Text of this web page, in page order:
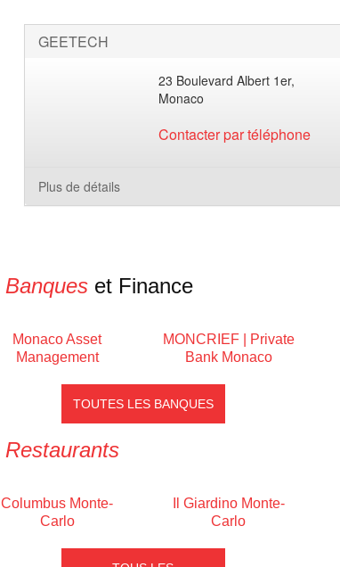
GEETECH
23 Boulevard Albert 1er,
Monaco
Contacter par téléphone
Plus de détails
Banques et Finance
Monaco Asset
Management
MONCRIEF | Private
Bank Monaco
TOUTES LES BANQUES
Restaurants
Columbus Monte-
Carlo
Il Giardino Monte-
Carlo